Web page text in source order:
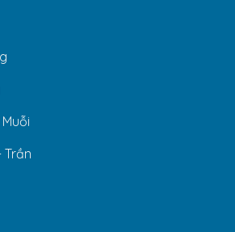
Trần